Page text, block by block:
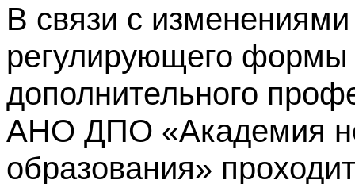
В связи с изменениями
регулирующего формы
дополнительного
АНО ДПО «Академия
образования»